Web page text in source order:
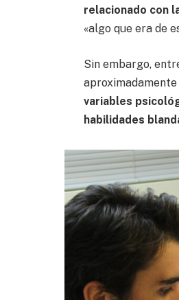
relacionado con
«algo que era de
Sin embargo,
aproximadamente
variables
habilidades